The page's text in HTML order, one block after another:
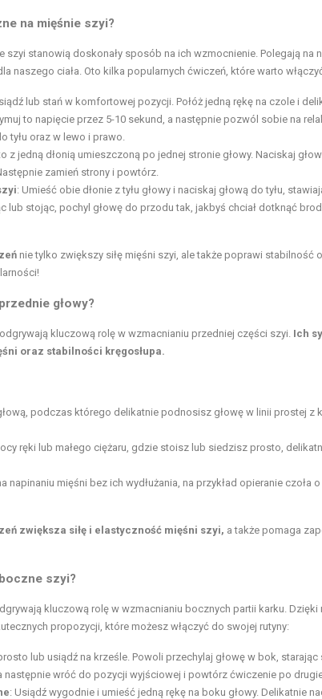
na mięśnie szyi?
szyi stanowią doskonały sposób na ich wzmocnienie. Polegają na
naszego ciała. Oto kilka popularnych ćwiczeń, które warto
lub stań w komfortowej pozycji. Połóż jedną rękę na czole i
to napięcie przez 5-10 sekund, a następnie pozwól sobie na
tyłu oraz w lewo i prawo.
z jedną dłonią umieszczoną po jednej stronie głowy. Naciskaj
zamień strony i powtórz.
: Umieść obie dłonie z tyłu głowy i naciskaj głową do tyłu,
lub stojąc, pochyl głowę do przodu tak, jakbyś chciał dotknąć
nie tylko zwiększy siłę mięśni szyi, ale także poprawi
głowy?
kluczową rolę w wzmacnianiu przedniej części szyi. Ich
oraz stabilności kręgosłupa.
podczas którego delikatnie podnosisz głowę w linii prostej z
ręki lub małego ciężaru, gdzie stoisz lub siedzisz prosto,
mięśni bez ich wydłużania, na przykład opieranie czoła
zwiększa siłę i elastyczność mięśni szyi, a także pomaga
szyi?
kluczową rolę w wzmacnianiu bocznych partii karku. Dzięki
propozycji, które możesz włączyć do swojej rutyny:
lub usiądź na krześle. Powoli przechylaj głowę w bok,
następnie wróć do pozycji wyjściowej i powtórz ćwiczenie po
: Usiądź wygodnie i umieść jedną rękę na boku głowy. Delikatnie